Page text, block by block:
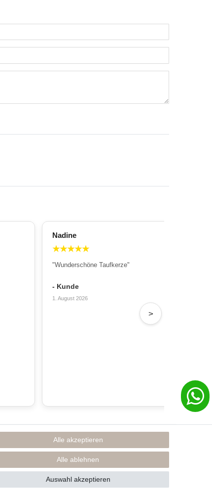
Nadine
★★★★★
"Wunderschöne Taufkerze"
- Kunde
1. August 2026
>
Rechtliches
Impressum
AGB
Datenschutzerklärung
* Preise inkl. MwSt., zzgl. Versand(DE)
Alle akzeptieren
Alle ablehnen
Auswahl akzeptieren